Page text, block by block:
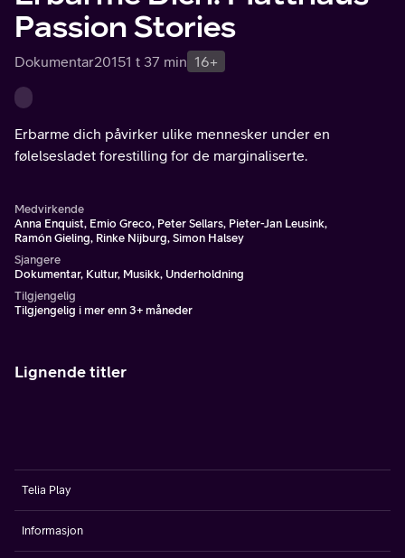
Passion Stories
Dokumentar20151 t 37 min 16+
Erbarme dich påvirker ulike mennesker under en
følelsesladet forestilling for de marginaliserte.
Medvirkende
Anna Enquist, Emio Greco, Peter Sellars, Pieter-Jan Leusink,
Ramón Gieling, Rinke Nijburg, Simon Halsey
Sjangere
Dokumentar, Kultur, Musikk, Underholdning
Tilgjengelig
Tilgjengelig i mer enn 3+ måneder
Lignende titler
Telia Play
Informasjon